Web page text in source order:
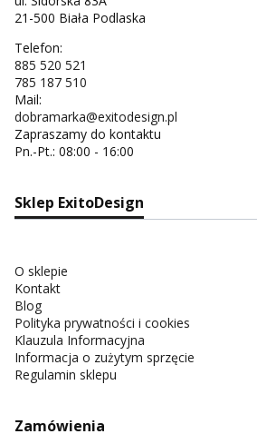
21-500 Biała Podlaska
Telefon:
885 520 521
785 187 510
Mail:
dobramarka@exitodesign.pl
Zapraszamy do kontaktu
Pn.-Pt.: 08:00 - 16:00
Sklep ExitoDesign
O sklepie
Kontakt
Blog
Polityka prywatności i cookies
Klauzula Informacyjna
Informacja o zużytym sprzęcie
Regulamin sklepu
Zamówienia